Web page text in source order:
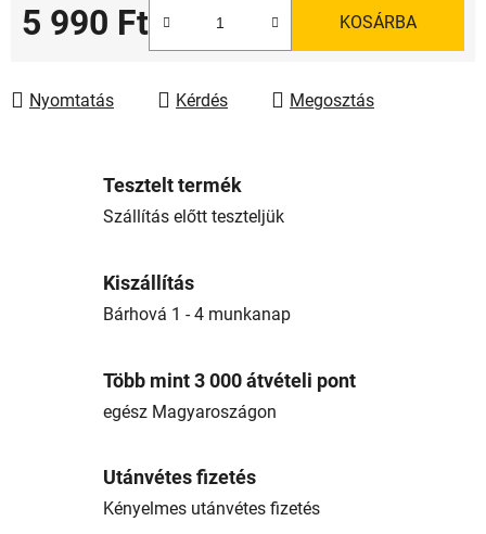
5 990 Ft KOSÁRBA
Nyomtatás Kérdés Megosztás
Tesztelt termék
Szállítás előtt teszteljük
Kiszállítás
Bárhová 1 - 4 munkanap
Több mint 3 000 átvételi pont
egész Magyaroszágon
Utánvétes fizetés
Kényelmes utánvétes fizetés